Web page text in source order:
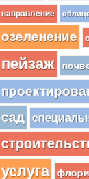
направление
озеленение
пейзаж
сад
услуга